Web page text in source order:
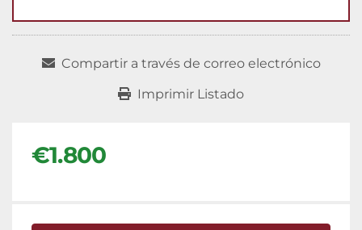
Compartir a través de correo electrónico
Imprimir Listado
€1.800